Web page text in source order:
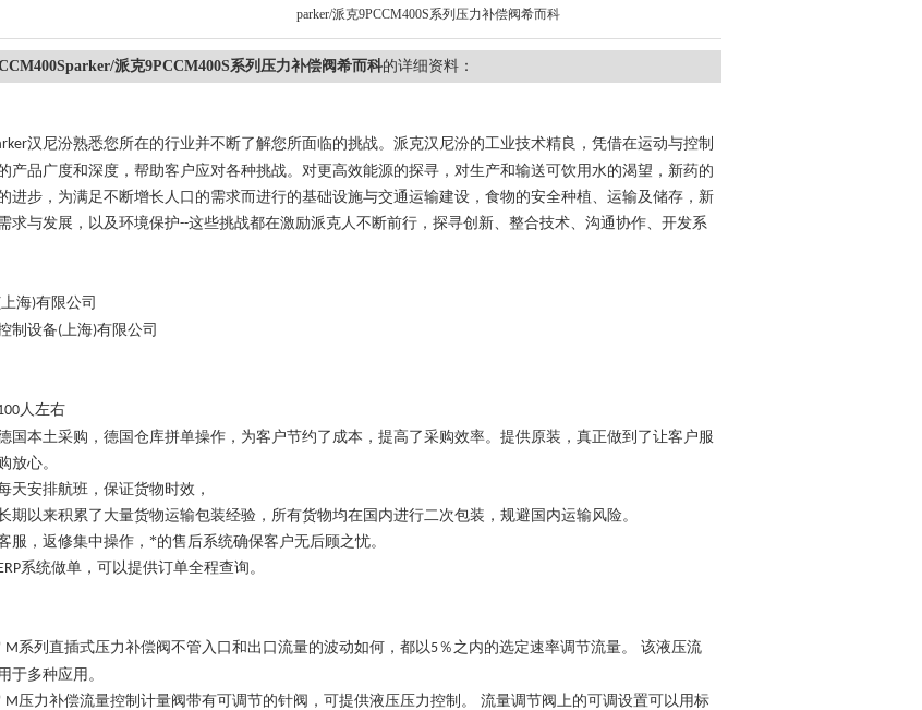
parker/派克9PCCM400S系列压力补偿阀希而科
派克9PCCM400S系列压力补偿阀希而科的详细资料：
汉尼汾熟悉您所在的行业并不断了解您所面临的挑战。派克汉尼汾的工业技术精良，凭借在运动与控制
产品广度和深度，帮助客户应对各种挑战。对更高效能源的探寻，对生产和输送可饮用水的渴望，新药的
进步，为满足不断增长人口的需求而进行的基础设施与交通运输建设，食物的安全种植、运输及储存，新
求与发展，以及环境保护--这些挑战都在激励派克人不断前行，探寻创新、整合技术、沟通协作、开发系
上海)有限公司
制设备(上海)有限公司
人左右
国本土采购，德国仓库拼单操作，为客户节约了成本，提高了采购效率。提供原装，真正做到了让客户服
放心。
天安排航班，保证货物时效，
期以来积累了大量货物运输包装经验，所有货物均在国内进行二次包装，规避国内运输风险。
服，返修集中操作，*的售后系统确保客户无后顾之忧。
系统做单，可以提供订单全程查询。
M系列直插式压力补偿阀不管入口和出口流量的波动如何，都以5％之内的选定速率调节流量。 该液压流
于多种应用。
M压力补偿流量控制计量阀带有可调节的针阀，可提供液压压力控制。 流量调节阀上的可调设置可以用标